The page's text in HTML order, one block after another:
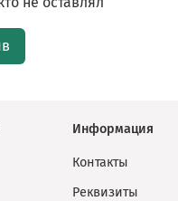
Информация
Контакты
Реквизиты